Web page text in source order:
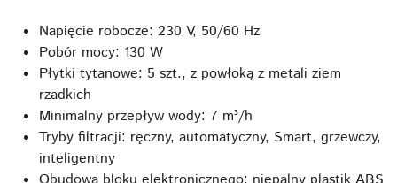
Napięcie robocze: 230 V, 50/60 Hz
Pobór mocy: 130 W
Płytki tytanowe: 5 szt., z powłoką z metali ziem
rzadkich
Minimalny przepływ wody: 7 m³/h
Tryby filtracji: ręczny, automatyczny, Smart, grzewczy,
inteligentny